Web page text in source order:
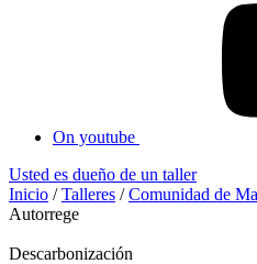
On youtube
Usted es dueño de un taller
Inicio /Talleres /Comunidad de
Autorrege
Descarbonización